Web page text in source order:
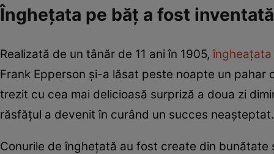
Îngheţata pe băţ a fost
Realizată de un tânăr de 11 ani în 1905,
Frank Epperson şi-a lăsat peste noapte un
trezit cu cea mai delicioasă surpriză a doua zi
răsfăţul a devenit în curând un succes neaşteptat.
Conurile de îngheţată au fost create din